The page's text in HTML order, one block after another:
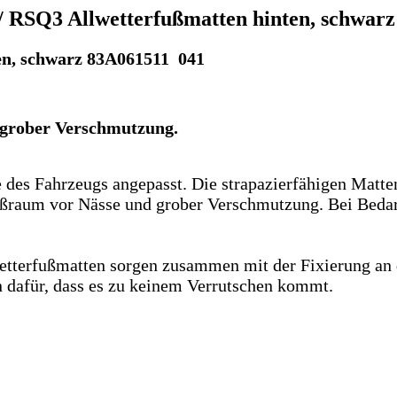
Allwetterfußmatten hinten,
schwarz 83A061511 041
Verschmutzung.
Fahrzeugs angepasst. Die strapazierfähigen
vor Nässe und grober Verschmutzung. Bei
sorgen zusammen mit der Fixierung an
dass es zu keinem Verrutschen kommt.